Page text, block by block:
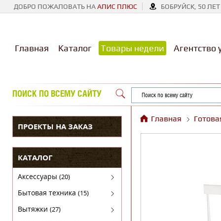
ДОБРО ПОЖАЛОВАТЬ НААПИС ПЛЮС БОБРУЙСК, 50
Главная Каталог Товары недели Агентство
ПОИСК ПО ВСЕМУ САЙТУ
ПРОЕКТЫ НА ЗАКАЗ
КАТАЛОГ
Аксессуары (20)
Аксессуары для бытовой техники
Бытовая техника (15)
Духовые шкафы
Вытяжки (27)
Главная